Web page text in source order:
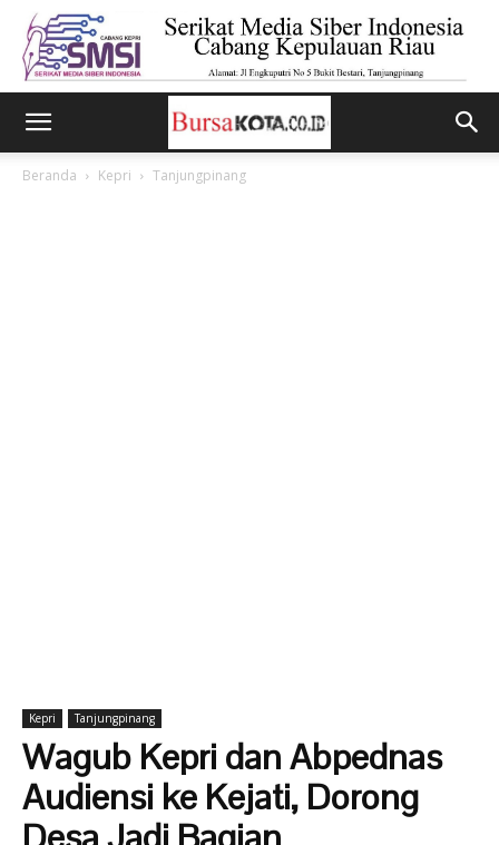
Beranda Kepri Tanjungpinang
Kepri Tanjungpinang
Wagub Kepri dan Abpednas
Audiensi ke Kejati, Dorong